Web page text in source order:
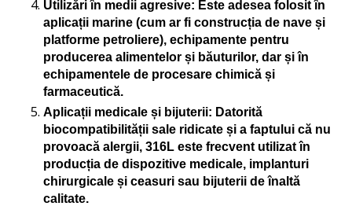
Utilizări în medii agresive: Este adesea folosit în
aplicații marine (cum ar fi construcția de nave și
platforme petroliere), echipamente pentru
producerea alimentelor și băuturilor, dar și în
echipamentele de procesare chimică și
farmaceutică.
Aplicații medicale și bijuterii: Datorită
biocompatibilității sale ridicate și a faptului că nu
provoacă alergii, 316L este frecvent utilizat în
producția de dispozitive medicale, implanturi
chirurgicale și ceasuri sau bijuterii de înaltă
calitate.